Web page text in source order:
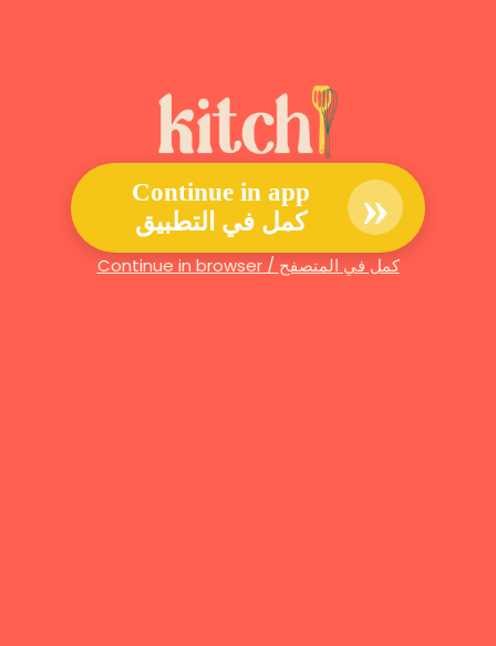
Continue in app
كمل في التطبيق
»
Continue in browser / كمل في المتصفح